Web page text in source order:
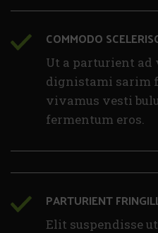
COMMODO
Ut a parturient ad
dignistami sarim
vivamus vesti
fermentum eros.
PARTURIENT
Elit suspendisse